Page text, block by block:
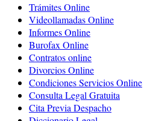
Trámites Online
Videollamadas Online
Informes Online
Burofax Online
Contratos online
Divorcios Online
Condiciones Servicios Online
Consulta Legal Gratuita
Cita Previa Despacho